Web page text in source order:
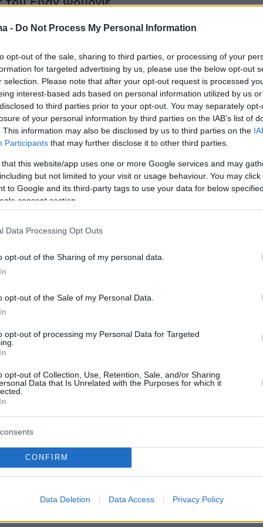
- Do Not Process My Personal Information
opt-out of the sale, sharing to third parties, or processing of your
for targeted advertising by us, please use the below opt-out
selection. Please note that after your opt-out request is processed
interest-based ads based on personal information utilized by us
to third parties prior to your opt-out. You may separately
of your personal information by third parties on the IAB’s list of
This information may also be disclosed by us to third parties on the
Participants that may further disclose it to other third parties.
that this website/app uses one or more Google services and may
but not limited to your visit or usage behaviour. You may
to Google and its third-party tags to use your data for below
consent section.
Data Processing Opt Outs
opt-out of the Sharing of my personal data.
opt-out of the Sale of my Personal Data.
opt-out of processing my Personal Data for Targeted
opt-out of Collection, Use, Retention, Sale, and/or Sharing
Data that Is Unrelated with the Purposes for which it
CONFIRM
Data Deletion Data Access Privacy Policy
πολύ χαρούμενος που καταφέραμε να
τους δύο σημαντικούς τίτλους, χάσαμε
Ελλάδας, ήταν μια σπουδαία χρονιά για
σεζόν:«Αφήστε με να απολαύσω το
ως πρωταθλητής. Θα πάω σε πολλά μέρη,
σε νησάκια και μετά θα δούμε».
που έκαναν τόσους μήνες:«Ειλικρινά δεν
θα ήταν τόσο δύσκολο να ξανά
να πάρουμε την EuroLeague και μετά
τον Παναθηναϊκό σε μια τρομερά
Ψυχολογικά ήταν πάρα πολύ δύσκολο και
στοProtothema.gr
Σαλντάνια και
εστιατόρια του
Κύπρου, δεν αποδεχόμαστε
οποιεσδήποτε απειλές για το έργο
Δοκιμάζουμε την Porsche 911 Turbo
S
πριν 8 λεπτά